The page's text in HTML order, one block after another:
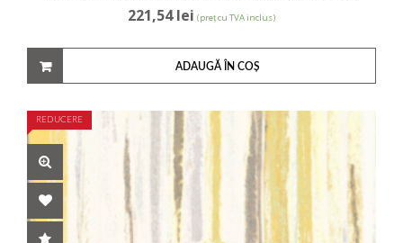
221,54lei (preț cu TVA inclus)
ADAUGĂ ÎN COȘ
REDUCERE